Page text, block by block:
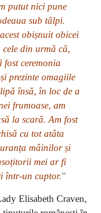
putut nici pune
sub tălpi.
obișnuit obicei
din urmă că,
fost ceremonia
prezinte omagiile
însă, în loc de a
frumoase, am
la scară. Am fost
cu tot atâta
mâinilor și
mei ar fi
într-un cuptor.”
Elisabeth Craven,